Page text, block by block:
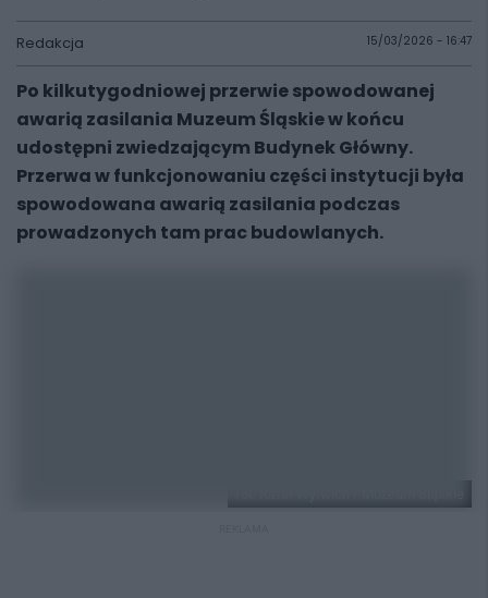
Redakcja 15/03/2026 - 16:47
Po kilkutygodniowej przerwie spowodowanej
awarią zasilania Muzeum Śląskie w końcu
udostępni zwiedzającym Budynek Główny.
Przerwa w funkcjonowaniu części instytucji była
spowodowana awarią zasilania podczas
prowadzonych tam prac budowlanych.